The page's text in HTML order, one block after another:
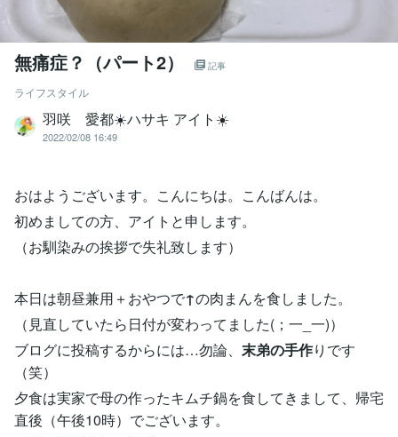
無痛症？（パート2） 記事
ライフスタイル
羽咲 愛都☀️ハサキ アイト☀️
2022/02/08 16:49
おはようございます。こんにちは。こんばんは。
初めましての方、アイトと申します。
（お馴染みの挨拶で失礼致します）
本日は朝昼兼用＋おやつで↑の肉まんを食しました。
（見直していたら日付が変わってました(；一_一)）
ブログに投稿するからには…勿論、 末弟の手作りです
（笑）
夕食は実家で母の作ったキムチ鍋を食してきまして、帰宅
直後（午後10時）でございます。